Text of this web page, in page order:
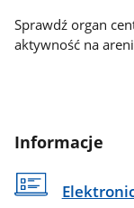
Sprawdź organ
aktywność na
Informacje